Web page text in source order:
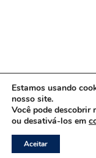
Estamos usando
nosso site.
Você pode descobrir
ou desativá-los em
Aceitar